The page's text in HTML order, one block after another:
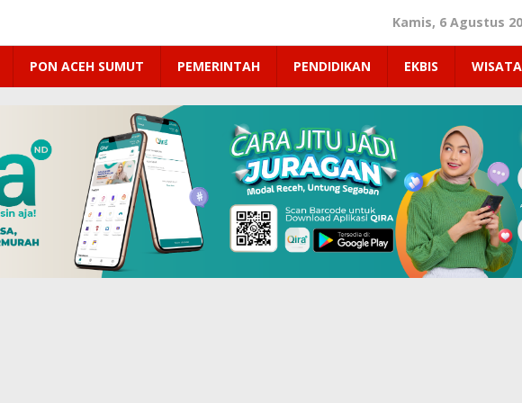
Kamis, 6 Agustus
PON ACEH SUMUT PEMERINTAH PENDIDIKAN EKBIS WISATA